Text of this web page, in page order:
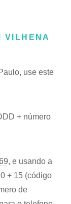
VILHENA
use este
+ número
, e usando a
+ 15 (código
de